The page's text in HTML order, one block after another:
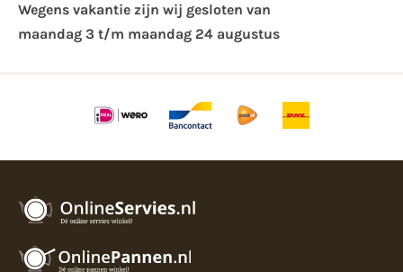
Wegens vakantie zijn wij gesloten van ​
maandag 3 t/m maandag 24 augustus